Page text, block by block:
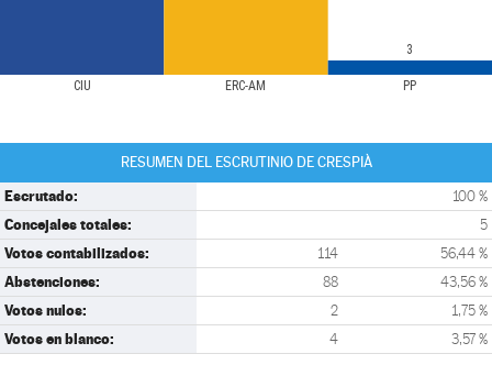
CIU ERC-AM PP
3
RESUMEN DEL ESCRUTINIO DE CRESPIÀ
Escrutado: 100 %
Concejales totales: 5
Votos contabilizados: 114 56,44 %
Abstenciones: 88 43,56 %
Votos nulos: 2 1,75 %
Votos en blanco: 4 3,57 %